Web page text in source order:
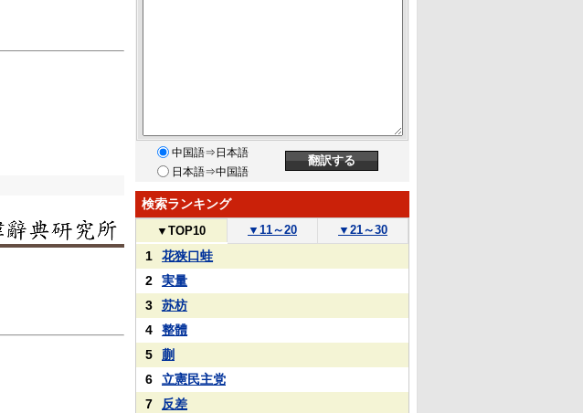
中国語⇒日本語
日本語⇒中国語
検索ランキング
▼ TOP10 ▼ 11～20 ▼ 21～30
1
花狭口蛙
2
実量
3
苏枋
4
整體
5
蒯
6
立憲民主党
7
反差